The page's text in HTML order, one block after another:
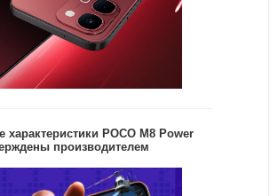
POCO M8 Power
производителем